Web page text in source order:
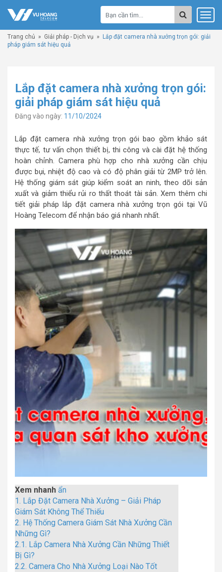
Trang chủ » Giải pháp - Dịch vụ »
Lắp đặt camera nhà xưởng trọn gói: giải
pháp giám sát hiệu quả
Lắp đặt camera nhà xưởng trọn gói:
giải pháp giám sát hiệu quả
Đăng vào ngày: 11/10/2024
Lắp đặt camera nhà xưởng trọn gói bao gồm khảo sát
thực tế, tư vấn chọn thiết bị, thi công và cài đặt hệ thống
hoàn chỉnh. Camera phù hợp cho nhà xưởng cần chịu
được bụi, nhiệt độ cao và có độ phân giải từ 2MP trở lên.
Hệ thống giám sát giúp kiểm soát an ninh, theo dõi sản
xuất và giảm thiểu rủi ro thất thoát tài sản. Xem thêm chi
tiết giải pháp lắp đặt camera nhà xưởng trọn gói tại Vũ
Hoàng Telecom để nhận báo giá nhanh nhất.
Xem nhanh ẩn
1. Lắp Đặt Camera Nhà Xưởng – Giải Pháp
Giám Sát Không Thể Thiếu
2. Hệ Thống Camera Giám Sát Nhà Xưởng Cần
Những Gì?
2.1. Lắp Camera Nhà Xưởng Cần Những Thiết
Bị Gì?
2.2. Camera Cho Nhà Xưởng Loại Nào Tốt